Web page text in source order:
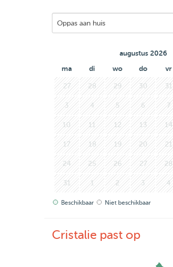
augustus 2026
ma di wo do vr
27 28 29 30 31
3 4 5 6 7
10 11 12 13 14
17 18 19 20 21
24 25 26 27 28
31 1 2 3 4
Beschikbaar Niet beschikbaar
Cristalie past op